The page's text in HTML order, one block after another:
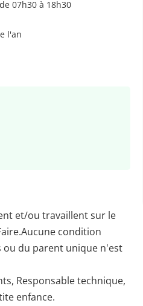
07h30 à 18h30
l'an
et/ou travaillent sur le
condition
ou du parent unique n'est
Responsable technique,
enfance.